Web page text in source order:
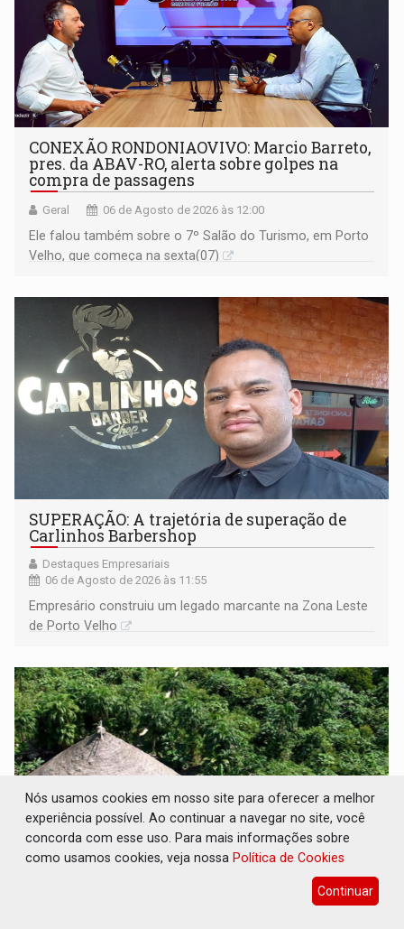
CONEXÃO RONDONIAOVIVO: Marcio Barreto,
pres. da ABAV-RO, alerta sobre golpes na
compra de passagens
Geral 06 de Agosto de 2026 às 12:00
Ele falou também sobre o 7º Salão do Turismo, em Porto
Velho, que começa na sexta(07)
SUPERAÇÃO: A trajetória de superação de
Carlinhos Barbershop
Destaques Empresariais
06 de Agosto de 2026 às 11:55
Empresário construiu um legado marcante na Zona Leste
de Porto Velho
'RIO OMERÊ': MPF pede condenação do Banco
do Brasil por financiar atividade pecuária
Nós usamos cookies em nosso site para oferecer a melhor
experiência possível. Ao continuar a navegar no site, você
concorda com esse uso. Para mais informações sobre
como usamos cookies, veja nossa Política de Cookies
Continuar